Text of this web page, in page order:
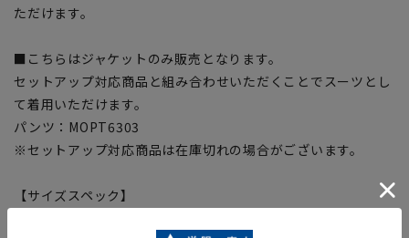
ただけます。
■こちらはジャケットのみ販売となります。
セットアップ対応商品と組み合わせいただくことでスーツとし
て着用いただけます。
パンツ：MOPT6303
※セットアップ対応商品は在庫切れの場合がございます。
【サイズスペック】